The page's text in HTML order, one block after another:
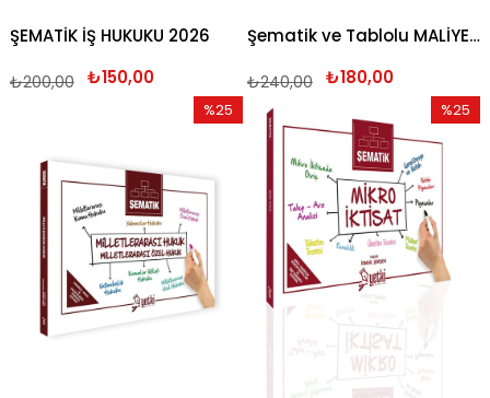
ŞEMATİK İŞ HUKUKU 2026
₺150,00
₺200,00
Şematik ve Tablolu MALİYE - VERGİ HUKUKU ve VERGİ USUL HUKUKU 2026
₺180,00
₺240,00
%25
%25
İndirim